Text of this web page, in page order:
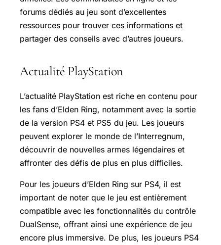
forums dédiés au jeu sont d’excellentes
ressources pour trouver ces informations et
partager des conseils avec d’autres joueurs.
Actualité PlayStation
L’actualité PlayStation est riche en contenu pour
les fans d’Elden Ring, notamment avec la sortie
de la version PS4 et PS5 du jeu. Les joueurs
peuvent explorer le monde de l’Interregnum,
découvrir de nouvelles armes légendaires et
affronter des défis de plus en plus difficiles.
Pour les joueurs d’Elden Ring sur PS4, il est
important de noter que le jeu est entièrement
compatible avec les fonctionnalités du contrôle
DualSense, offrant ainsi une expérience de jeu
encore plus immersive. De plus, les joueurs PS4